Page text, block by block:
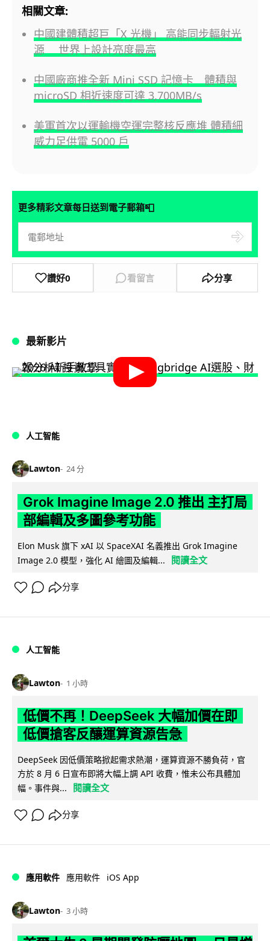
相關文章:
中國建體積超巨「X 光機」 高能同步輻射光
源 世界上設計亮度最高
中國廠商推全新 Mini SSD 記憶卡 體積與
microSD 相近速度可達 3,700MB/s
美軍首次以運輸機空運完整核反應堆 體積細
威力足供電 5000 戶
更多精彩文章每日送到電子郵箱📮
讚好0 看留言 分享
最新影片
人工智能
Lawton 24 分
Grok Imagine Image 2.0 推出 主打局
部編輯及多圖參考功能
Elon Musk 旗下 xAI 以 SpaceXAI 名義推出 Grok Imagine
Image 2.0 模型，強化 AI 繪圖及編輯...
閱讀全文
分享
人工智能
Lawton 1 小時
低價不再！DeepSeek 大幅加價在即
低價搶客反釀運算資源告急
DeepSeek 因低價策略掀起需求熱潮，運算資源不勝負荷，官
方於 8 月 6 日宣布即將大幅上調 API 收費，惟未公布具體加
幅。事件與...
閱讀全文
分享
應用軟件 應用軟件 iOS App
Lawton 3 小時